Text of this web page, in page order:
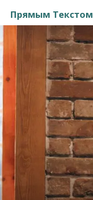
Прямым Текстом